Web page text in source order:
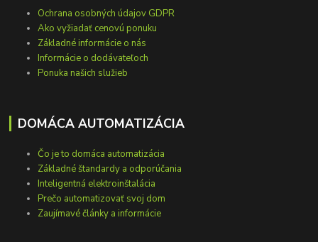
Ochrana osobných údajov GDPR
Ako vyžiadať cenovú ponuku
Základné informácie o nás
Informácie o dodávateľoch
Ponuka našich služieb
DOMÁCA AUTOMATIZÁCIA
Čo je to domáca automatizácia
Základné štandardy a odporúčania
Inteligentná elektroinštalácia
Prečo automatizovať svoj dom
Zaujímavé články a informácie